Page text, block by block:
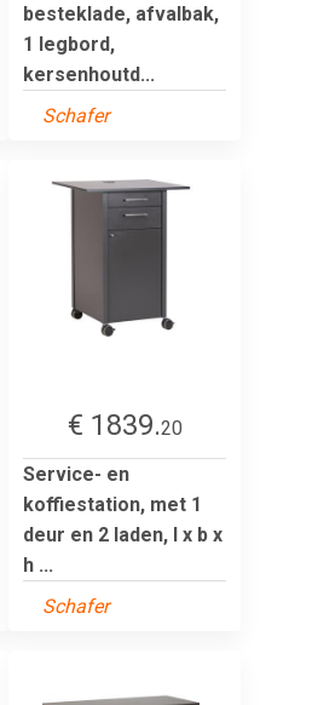
besteklade, afvalbak,
1 legbord,
kersenhoutd...
Schafer
€ 1839.20
Service- en
koffiestation, met 1
deur en 2 laden, l x b x
h ...
Schafer